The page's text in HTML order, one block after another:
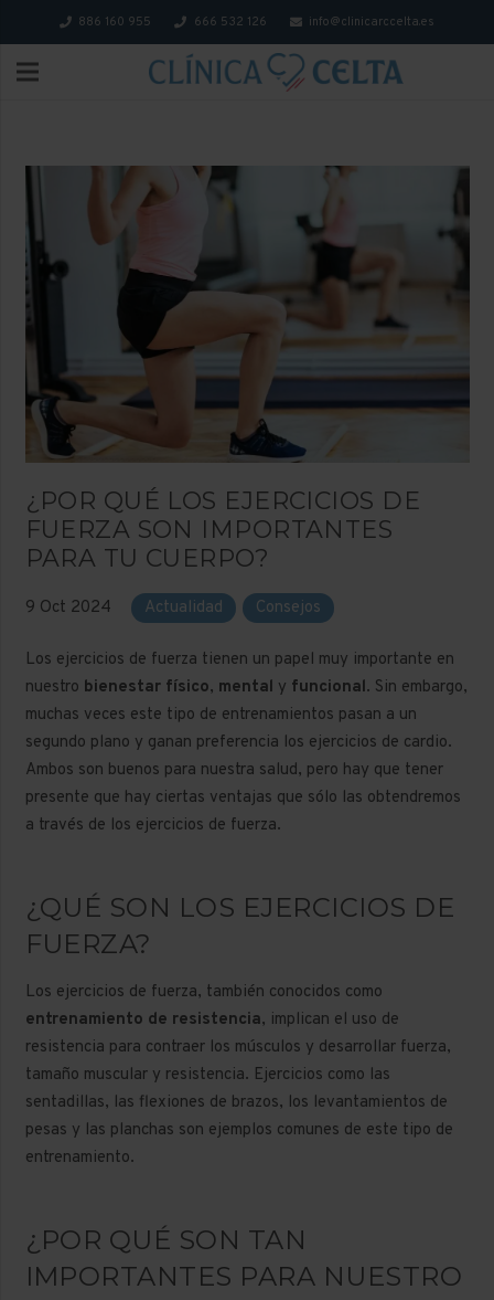
886 160 955 666 532 126 info@clinicarccelta.es
¿POR QUÉ LOS EJERCICIOS DE
FUERZA SON IMPORTANTES
PARA TU CUERPO?
9 Oct 2024 Actualidad Consejos
Los ejercicios de fuerza tienen un papel muy importante en
nuestro bienestar físico, mental y funcional. Sin embargo,
muchas veces este tipo de entrenamientos pasan a un
segundo plano y ganan preferencia los ejercicios de cardio.
Ambos son buenos para nuestra salud, pero hay que tener
presente que hay ciertas ventajas que sólo las obtendremos
a través de los ejercicios de fuerza.
¿QUÉ SON LOS EJERCICIOS DE
FUERZA?
Los ejercicios de fuerza, también conocidos como
entrenamiento de resistencia, implican el uso de
resistencia para contraer los músculos y desarrollar fuerza,
tamaño muscular y resistencia. Ejercicios como las
sentadillas, las flexiones de brazos, los levantamientos de
pesas y las planchas son ejemplos comunes de este tipo de
entrenamiento.
¿POR QUÉ SON TAN
IMPORTANTES PARA NUESTRO